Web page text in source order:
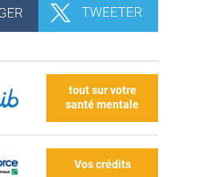
tout sur votre
santé mentale
Vos crédits